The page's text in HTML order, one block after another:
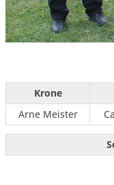
Krone
Arne Meister